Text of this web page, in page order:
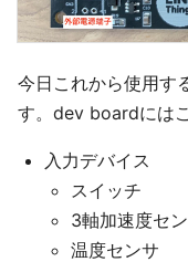
今日これから使用す
す。dev boardには
入力デバイス
スイッチ
3軸加速度セ
温度センサ